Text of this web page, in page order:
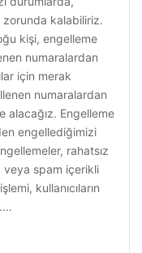
zorunda kalabiliriz.
kişi, engelleme
numaralardan
için merak
numaralardan
alacağız. Engelleme
engellediğimizi
rahatsız
veya spam içerikli
kullanıcıların